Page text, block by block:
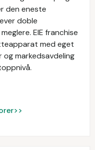
den eneste
doble
EIE franchise
med eget
markedsavdeling